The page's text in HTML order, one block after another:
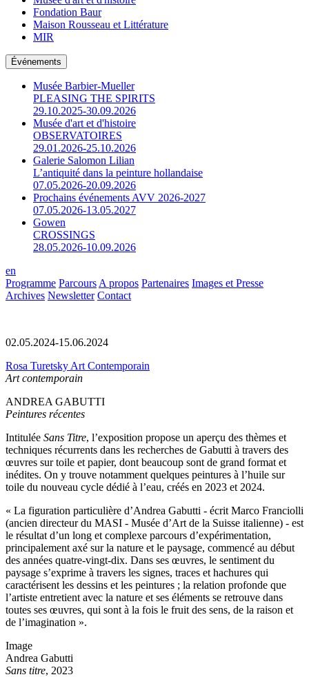
Fondation Baur
Maison Rousseau et Littérature
MIR
Événements
Musée Barbier-Mueller
PLEASING THE SPIRITS
29.10.2025-30.09.2026
Musée d'art et d'histoire
OBSERVATOIRES
29.01.2026-25.10.2026
Galerie Salomon Lilian
L’antiquité dans la peinture hollandaise
07.05.2026-20.09.2026
Prochains événements AVV 2026-2027
07.05.2026-13.05.2027
Gowen
CROSSINGS
28.05.2026-10.09.2026
en
Programme Parcours A propos Partenaires Images et Presse
Archives Newsletter Contact
02.05.2024-15.06.2024
Rosa Turetsky Art Contemporain
Art contemporain
ANDREA GABUTTI
Peintures récentes
Intitulée Sans Titre, l’exposition propose un aperçu des thèmes et
techniques récurrents dans les recherches de Gabutti à travers des
œuvres sur toile et papier, dont beaucoup sont de grand format et
inédites. On y trouve notamment quelques peintures à l’huile sur
toile du nouveau cycle dédié à l’eau, créés en 2023 et 2024.
« La figuration particulière d’Andrea Gabutti - écrit Marco Franciolli
(ancien directeur du MASI - Musée d’Art de la Suisse italienne) - est
le résultat d’un long et complexe parcours d’expérimentation,
principalement axé sur la nature et le paysage, commencé au début
des années quatre-vingt-dix. Dans ses œuvres, le sentiment du
paysage s’exprime à travers les signes, traces et hachures qui
caractérisent les dessins et les peintures ; la relation profonde que
l’artiste entretient avec la nature et ses éléments se retrouve dans
toutes ses œuvres, qui sont à la fois le fruit des sens, de la raison et
de l’imagination ».
Image
Andrea Gabutti
Sans titre, 2023